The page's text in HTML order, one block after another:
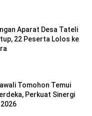
Aparat Desa Tateli
22 Peserta Lolos ke
Tomohon Temui
Perkuat Sinergi